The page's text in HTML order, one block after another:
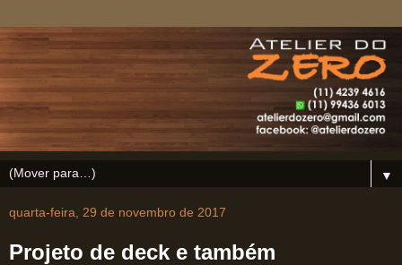
▼
quarta-feira, 29 de novembro de 2017
Projeto de deck e também